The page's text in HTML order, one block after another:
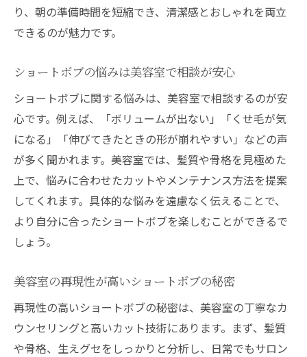
り、朝の準備時間を短縮でき、清潔感とおしゃれを両立
できるのが魅力です。
ショートボブの悩みは美容室で相談が安心
ショートボブに関する悩みは、美容室で相談するのが安
心です。例えば、「ボリュームが出ない」「くせ毛が気
になる」「伸びてきたときの形が崩れやすい」などの声
が多く聞かれます。美容室では、髪質や骨格を見極めた
上で、悩みに合わせたカットやメンテナンス方法を提案
してくれます。具体的な悩みを遠慮なく伝えることで、
より自分に合ったショートボブを楽しむことができるで
しょう。
美容室の再現性が高いショートボブの秘密
再現性の高いショートボブの秘密は、美容室の丁寧なカ
ウンセリングと高いカット技術にあります。まず、髪質
や骨格、生えグセをしっかりと分析し、日常でもサロン